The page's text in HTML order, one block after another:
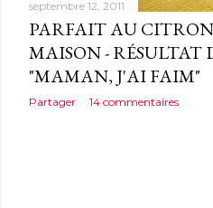
septembre 12, 2011
PARFAIT AU
MAISON - RÉSULTAT
"MAMAN, J'AI FAIM"
Partager 14 commentaires